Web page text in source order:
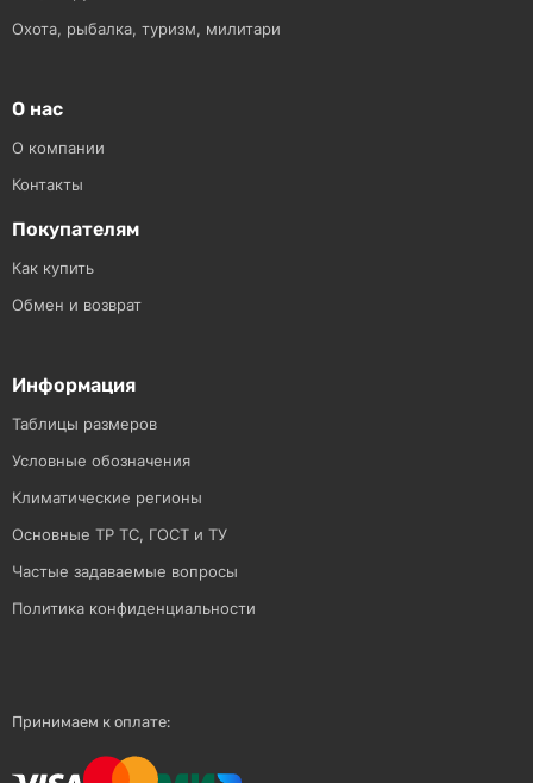
Охота, рыбалка, туризм, милитари
О нас
О компании
Контакты
Покупателям
Как купить
Обмен и возврат
Информация
Таблицы размеров
Условные обозначения
Климатические регионы
Основные ТР ТС, ГОСТ и ТУ
Частые задаваемые вопросы
Политика конфиденциальности
Принимаем к оплате: